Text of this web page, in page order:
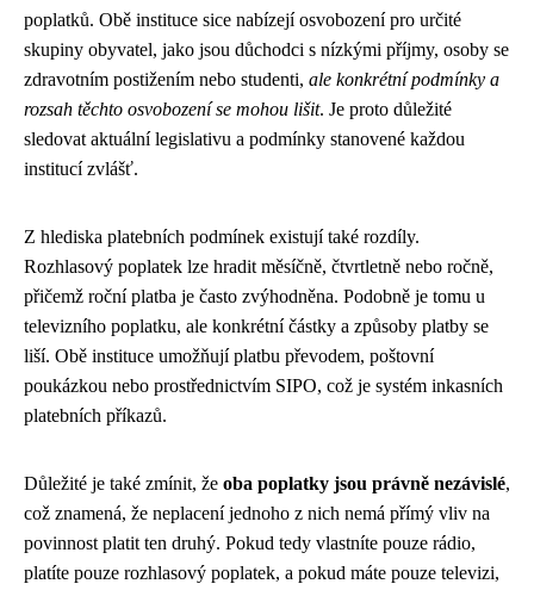
poplatků. Obě instituce sice nabízejí osvobození pro určité
skupiny obyvatel, jako jsou důchodci s nízkými příjmy, osoby se
zdravotním postižením nebo studenti, ale konkrétní podmínky a
rozsah těchto osvobození se mohou lišit. Je proto důležité
sledovat aktuální legislativu a podmínky stanovené každou
institucí zvlášť.
Z hlediska platebních podmínek existují také rozdíly.
Rozhlasový poplatek lze hradit měsíčně, čtvrtletně nebo ročně,
přičemž roční platba je často zvýhodněna. Podobně je tomu u
televizního poplatku, ale konkrétní částky a způsoby platby se
liší. Obě instituce umožňují platbu převodem, poštovní
poukázkou nebo prostřednictvím SIPO, což je systém inkasních
platebních příkazů.
Důležité je také zmínit, že oba poplatky jsou právně nezávislé,
což znamená, že neplacení jednoho z nich nemá přímý vliv na
povinnost platit ten druhý. Pokud tedy vlastníte pouze rádio,
platíte pouze rozhlasový poplatek, a pokud máte pouze televizi,